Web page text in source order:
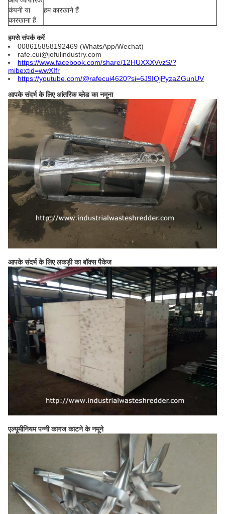
कंपनी या
कारखाना हैं
हम कारखाने हैं
हमसे संपर्क करें
008615858192469 (WhatsApp/Wechat)
rafe.cui@jofulindustry.com
https://www.facebook.com/share/12HUXXXVvzS/?
mibextid=wwXIfr
https://youtube.com/@rafecui4620?si=6J9IQjPyzaZGunUV
आपके संदर्भ के लिए आंतरिक ब्लेड का नमूना
आपके संदर्भ के लिए लकड़ी का बॉक्स पैकेज
एल्यूमीनियम पन्नी कागज काटने के नमूने